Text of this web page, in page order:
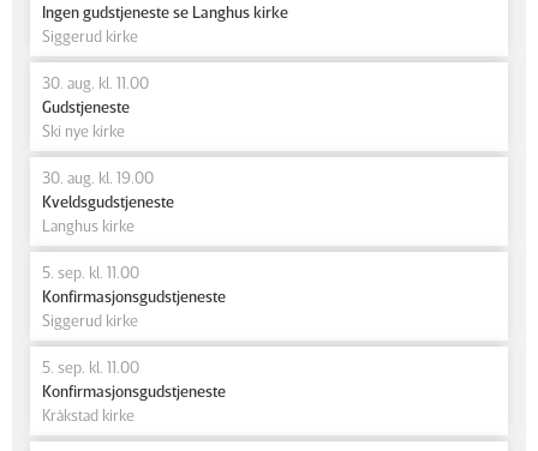
Ingen gudstjeneste se Langhus kirke
Siggerud kirke
30. aug. kl. 11.00
Gudstjeneste
Ski nye kirke
30. aug. kl. 19.00
Kveldsgudstjeneste
Langhus kirke
5. sep. kl. 11.00
Konfirmasjonsgudstjeneste
Siggerud kirke
5. sep. kl. 11.00
Konfirmasjonsgudstjeneste
Kråkstad kirke